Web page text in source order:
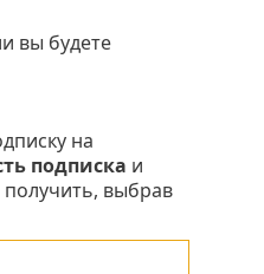
вы будете
на
подписка и
выбрав